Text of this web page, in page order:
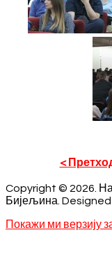
<
Copyright © 2026.
Бијељина.
Покажи ми верзију